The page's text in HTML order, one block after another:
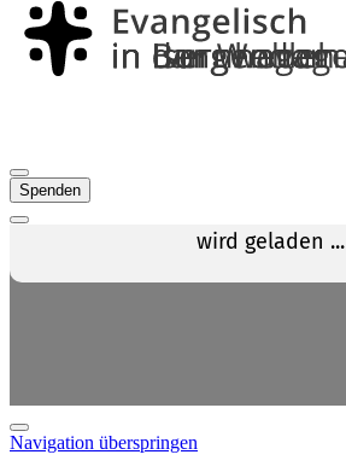
Spenden
Navigation überspringen